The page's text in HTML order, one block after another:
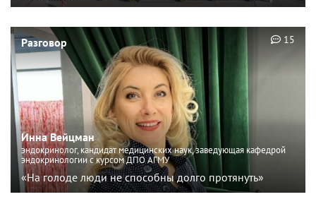
Разговор
Инна Вейцман
эндокринолог, кандидат медицинских наук, заведующая кафедрой
эндокринологии с курсом ДПО АГМУ
«На голоде люди не способны долго протянуть»
15